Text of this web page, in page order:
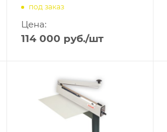
под заказ
Цена:
114 000 руб./шт